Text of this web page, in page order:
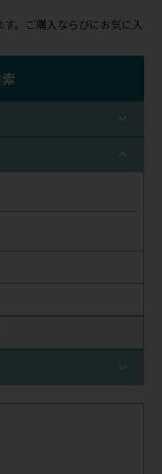
。ご購入ならびにお気に入